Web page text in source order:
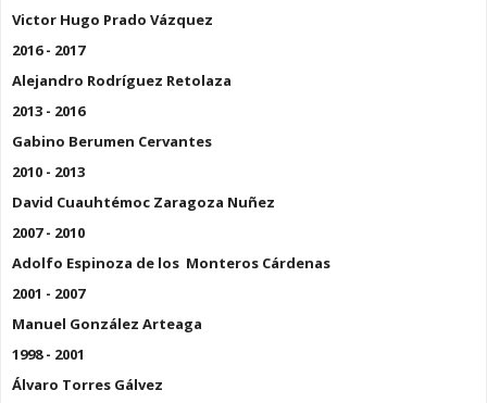
Victor Hugo Prado Vázquez
2016 - 2017
Alejandro Rodríguez Retolaza
2013 - 2016
Gabino Berumen Cervantes
2010 - 2013
David Cuauhtémoc Zaragoza Nuñez
2007 - 2010
Adolfo Espinoza de los Monteros Cárdenas
2001 - 2007
Manuel González Arteaga
1998 - 2001
Álvaro Torres Gálvez